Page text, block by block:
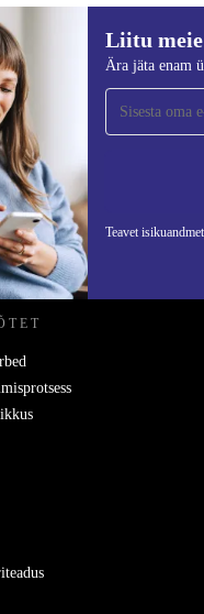
Liitu
Ära jäta enam
Teavet
meie
jäta enam ühtegi
EESTI - RETHINK